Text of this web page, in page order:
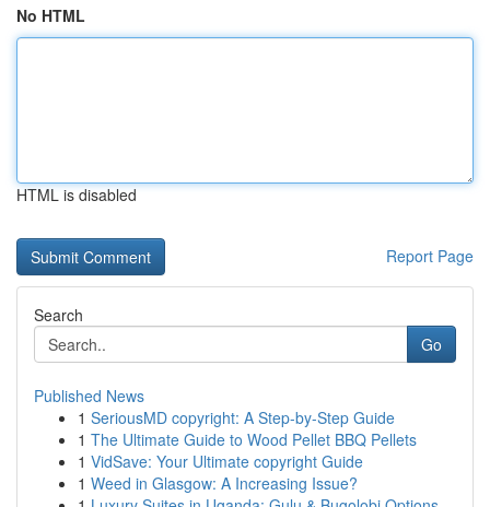
No HTML
HTML is disabled
Report Page
Search
Go
Published News
1 SeriousMD copyright: A Step-by-Step Guide
1 The Ultimate Guide to Wood Pellet BBQ Pellets
1 VidSave: Your Ultimate copyright Guide
1 Weed in Glasgow: A Increasing Issue?